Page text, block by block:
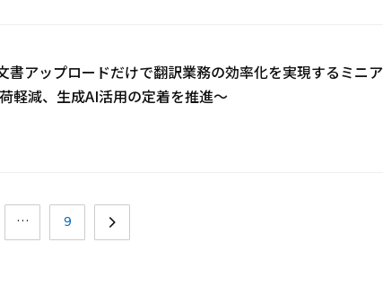
書アップロードだけで翻訳業務の効率化を実現するミニ
軽減、生成AI活用の定着を推進～
… 9